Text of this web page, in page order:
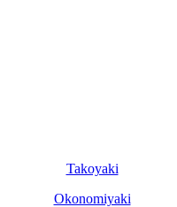
Tako­yaki
Okonomi­yaki